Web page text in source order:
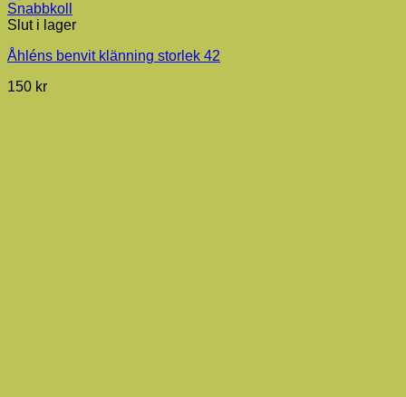
Snabbkoll
Slut i lager
Åhléns benvit klänning storlek 42
150 kr